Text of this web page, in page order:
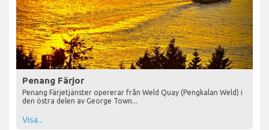
Penang Färjor
Penang Färjetjänster opererar från Weld Quay (Pengkalan Weld) i
den östra delen av George Town...
Visa...